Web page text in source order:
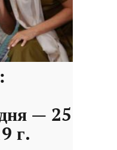
— 25
г.